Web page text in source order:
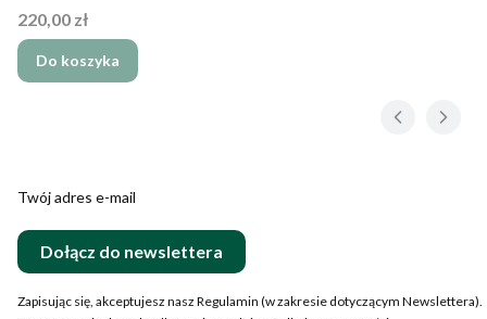
Cena
220,00 zł
Do koszyka
Twój adres e-mail
Dołącz do newslettera
Zapisując się, akceptujesz nasz Regulamin (w zakresie dotyczącym Newslettera).